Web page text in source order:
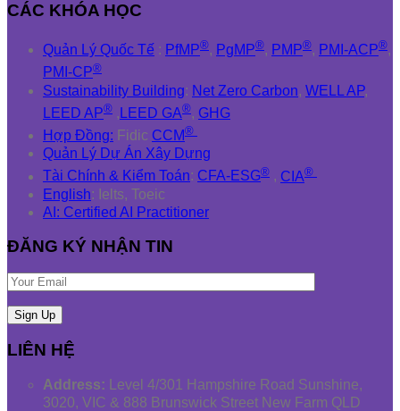
CÁC KHÓA HỌC
Quản Lý Quốc Tế : PfMP®, PgMP®, PMP®, PMI-ACP®,
PMI-CP®
Sustainability Building: Net Zero Carbon, WELL AP,
LEED AP® , LEED GA®, GHG
Hợp Đồng: Fidic CCM®
Quản Lý Dự Án Xây Dựng
Tài Chính & Kiểm Toán: CFA-ESG® , CIA®
English: Ielts, Toeic
AI: Certified AI Practitioner
ĐĂNG KÝ NHẬN TIN
LIÊN HỆ
Address: Level 4/301 Hampshire Road Sunshine,
3020, VIC & 888 Brunswick Street New Farm QLD